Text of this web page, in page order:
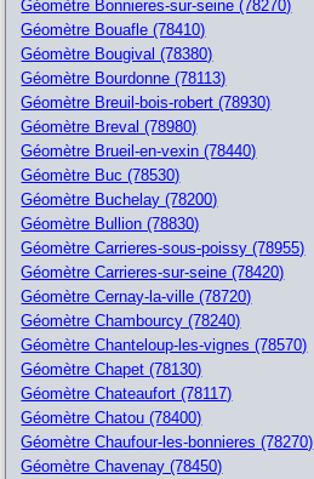
Géomètre Bonnieres-sur-seine (78270)
Géomètre Bouafle (78410)
Géomètre Bougival (78380)
Géomètre Bourdonne (78113)
Géomètre Breuil-bois-robert (78930)
Géomètre Breval (78980)
Géomètre Brueil-en-vexin (78440)
Géomètre Buc (78530)
Géomètre Buchelay (78200)
Géomètre Bullion (78830)
Géomètre Carrieres-sous-poissy (78955)
Géomètre Carrieres-sur-seine (78420)
Géomètre Cernay-la-ville (78720)
Géomètre Chambourcy (78240)
Géomètre Chanteloup-les-vignes (78570)
Géomètre Chapet (78130)
Géomètre Chateaufort (78117)
Géomètre Chatou (78400)
Géomètre Chaufour-les-bonnieres (78270)
Géomètre Chavenay (78450)